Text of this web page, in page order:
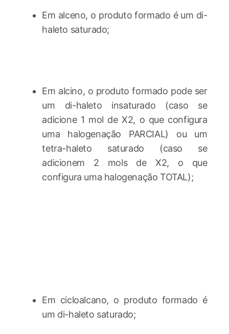
Em alceno, o produto formado é um di-
haleto saturado;
Em alcino, o produto formado pode ser
um di-haleto insaturado (caso se
adicione 1 mol de X2, o que configura
uma halogenação PARCIAL) ou um
tetra-haleto saturado (caso se
adicionem 2 mols de X2, o que
configura uma halogenação TOTAL);
Em cicloalcano, o produto formado é
um di-haleto saturado;